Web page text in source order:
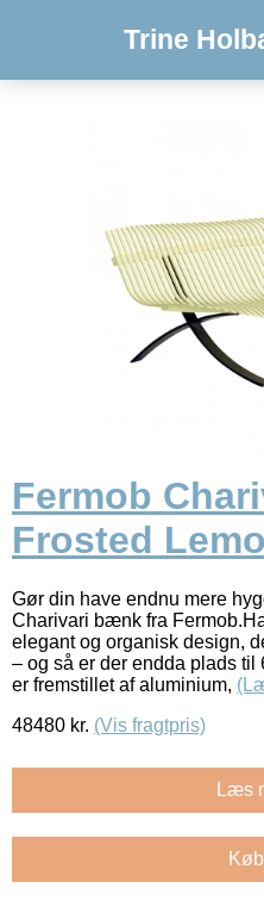
Trine
Fermob
Frosted
Gør din have endnu mere
Charivari bænk fra
elegant og organisk design,
– og så er der endda plads
er fremstillet af aluminium,
48480 kr. (Vis fragtpris)
Læs